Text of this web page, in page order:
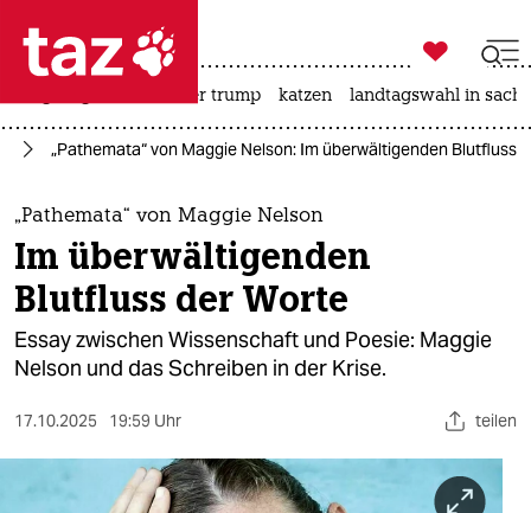
 taz zahl ich
taz zahl ich
themen
politik
öko
gesellschaft
kultur
sport

taz zahl ich
usa unter trump katzen landtagswahl in
„Pathemata“ von Maggie Nelson: Im überwältigenden Blutfluss
„Pathemata“ von Maggie Nelson
Im überwältigenden
Blutfluss der Worte
Essay zwischen Wissenschaft und Poesie: Maggie
Nelson und das Schreiben in der Krise.
17.10.2025 19:59 Uhr teilen